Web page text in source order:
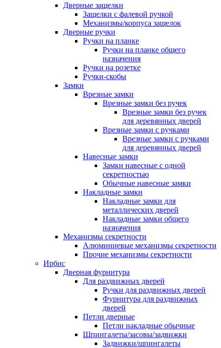
Дверные защелки
Защелки с фалевой ручкой
Механизмы/корпуса защелок
Дверные ручки
Ручки на планке
Ручки на планке общего
назначения
Ручки на розетке
Ручки-скобы
Замки
Врезные замки
Врезные замки без ручек
Врезные замки без ручек
для деревянных дверей
Врезные замки с ручками
Врезные замки с ручками
для деревянных дверей
Навесные замки
Замки навесные с одной
секретностью
Обычные навесные замки
Накладные замки
Накладные замки для
металлических дверей
Накладные замки общего
назначения
Механизмы секретности
Алюминиевые механизмы секретности
Прочие механизмы секретности
Ирбис
Дверная фурнитура
Для раздвижных дверей
Ручки для раздвижных дверей
Фурнитура для раздвижных
дверей
Петли дверные
Петли накладные обычные
Шпингалеты/засовы/задвижки
Задвижки/шпингалеты